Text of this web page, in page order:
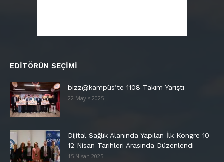
EDITÖRÜN SEÇIMI
bizz@kampüs’te 1108 Takım Yarıştı
22 Mayıs 2025
Dijital Sağlık Alanında Yapılan İlk Kongre 10-
12 Nisan Tarihleri Arasında Düzenlendi
15 Nisan 2025